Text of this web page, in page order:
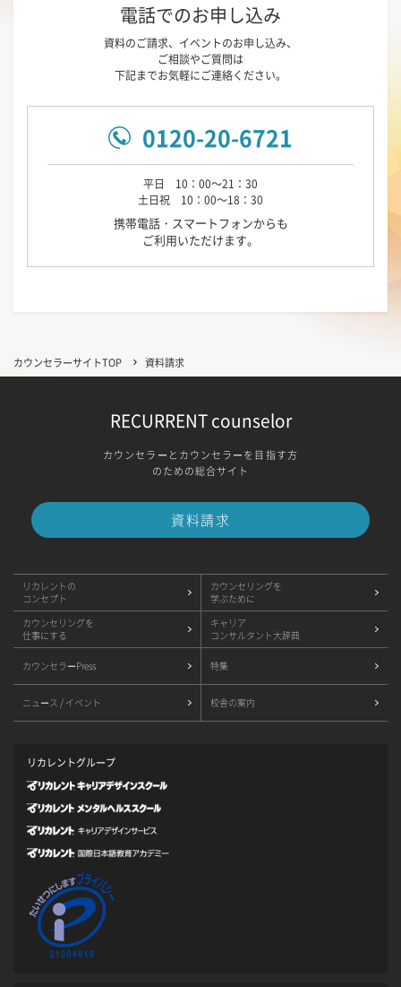
電話でのお申し込み
資料のご請求、イベントのお申し込み、
ご相談やご質問は
下記までお気軽にご連絡ください。
0120-20-6721
平日 10：00～21：30
土日祝 10：00～18：30
携帯電話・スマートフォンからも
ご利用いただけます。
カウンセラーサイトTOP 資料請求
RECURRENT counselor
カウンセラーとカウンセラーを目指す方
のための総合サイト
資料請求
リカレントの
コンセプト
カウンセリングを
学ぶために
カウンセリングを
仕事にする
キャリア
コンサルタント大辞典
カウンセラーPress 特集
ニュース / イベント 校舎の案内
リカレントグループ